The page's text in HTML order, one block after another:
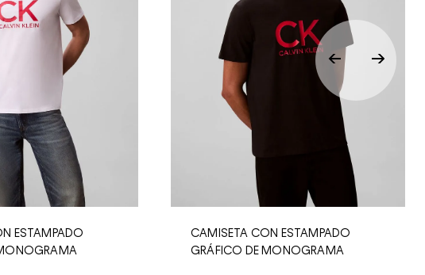
ESTAMPADO
CAMISETA CON ESTAMPADO
GRÁFICO DE MONOGRAMA